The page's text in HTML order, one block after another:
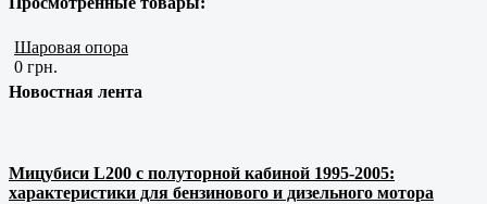
Шаровая опора
0 грн.
Новостная лента
Мицубиси L200 с полуторной кабиной 1995-2005:
характеристики для бензинового и дизельного мотора